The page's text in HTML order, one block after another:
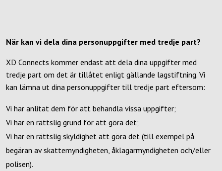
När kan vi dela dina personuppgifter med tredje part?
XD Connects kommer endast att dela dina uppgifter med
tredje part om det är tillåtet enligt gällande lagstiftning. Vi
kan lämna ut dina personuppgifter till tredje part eftersom:
Vi har anlitat dem för att behandla vissa uppgifter;
Vi har en rättslig grund för att göra det;
Vi har en rättslig skyldighet att göra det (till exempel på
begäran av skattemyndigheten, åklagarmyndigheten och/eller
polisen).